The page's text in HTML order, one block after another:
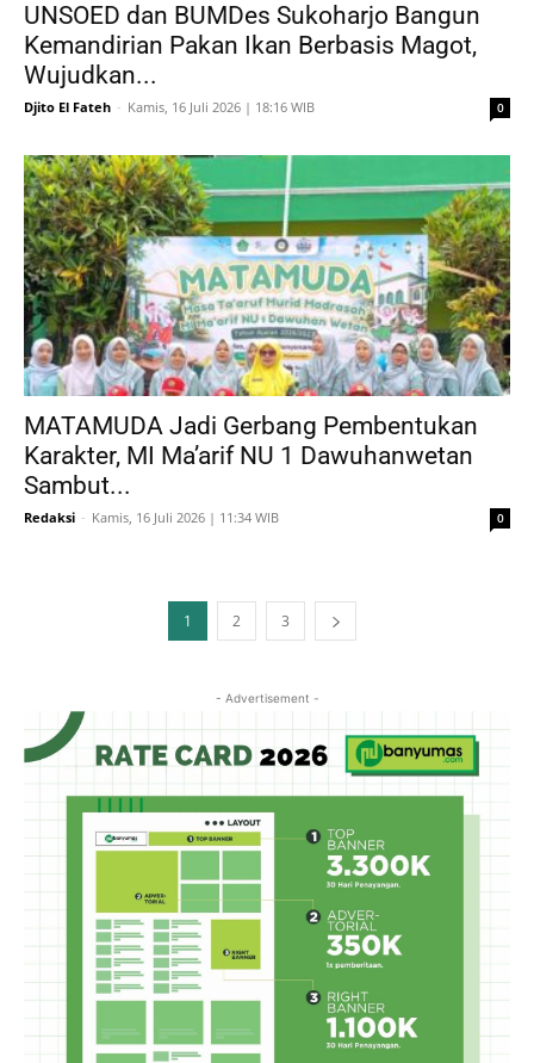
UNSOED dan BUMDes Sukoharjo Bangun
Kemandirian Pakan Ikan Berbasis Magot,
Wujudkan...
Djito El Fateh - Kamis, 16 Juli 2026 | 18:16 WIB 0
MATAMUDA Jadi Gerbang Pembentukan
Karakter, MI Ma’arif NU 1 Dawuhanwetan
Sambut...
Redaksi - Kamis, 16 Juli 2026 | 11:34 WIB 0
1 2 3
- Advertisement -